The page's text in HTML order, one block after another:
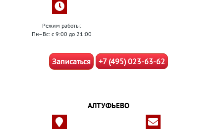
Режим работы:
Пн–Вс: с 9:00 до 21:00
Записаться +7 (495) 023-63-62
АЛТУФЬЕВО